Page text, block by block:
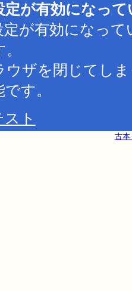
定が有効になっ
定が有効になっ
ウザを閉じてし
す。
ト
古本